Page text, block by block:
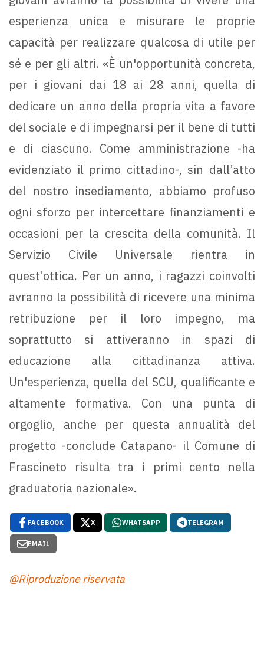
esperienza unica e misurare le proprie
capacità per realizzare qualcosa di utile per
sé e per gli altri. «È un'opportunità concreta,
per i giovani dai 18 ai 28 anni, quella di
dedicare un anno della propria vita a favore
del sociale e di impegnarsi per il bene di tutti
e di ciascuno. Come amministrazione -ha
evidenziato il primo cittadino-, sin dall’atto
del nostro insediamento, abbiamo profuso
ogni sforzo per intercettare finanziamenti e
occasioni per la crescita della comunità. Il
Servizio Civile Universale rientra in
quest’ottica. Per un anno, i ragazzi coinvolti
avranno la possibilità di ricevere una minima
retribuzione per il loro impegno, ma
soprattutto si attiveranno in spazi di
educazione alla cittadinanza attiva.
Un'esperienza, quella del SCU, qualificante e
altamente formativa. Con una punta di
orgoglio, anche per questa annualità del
progetto -conclude Catapano- il Comune di
Frascineto risulta tra i primi cento nella
graduatoria nazionale».
FACEBOOK X WHATSAPP TELEGRAM
EMAIL
@Riproduzione riservata